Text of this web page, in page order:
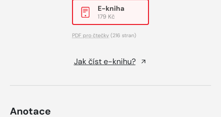
E-kniha
179 Kč
PDF pro čtečky (216 stran)
Jak číst e-knihu?
Anotace